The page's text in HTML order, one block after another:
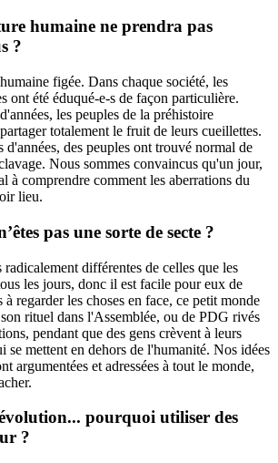
humaine ne prendra pas
?
figée. Dans chaque société, les
ont été éduqué-e-s de façon particulière.
les peuples de la préhistoire
totalement le fruit de leurs cueillettes.
d'années, des peuples ont trouvé normal de
Nous sommes convaincus qu'un jour,
à comprendre comment les aberrations du
lieu.
pas une sorte de secte ?
radicalement différentes de celles que les
les jours, donc il est facile pour eux de
regarder les choses en face, ce petit monde
rituel dans l'Assemblée, ou de PDG rivés
pendant que des gens crèvent à leurs
se mettent en dehors de l'humanité. Nos idées
argumentées et adressées à tout le monde,
pourquoi utiliser des
?